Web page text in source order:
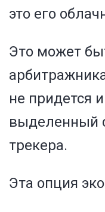
это его
Это может
не придется
выделенный
трекера.
Эта опция